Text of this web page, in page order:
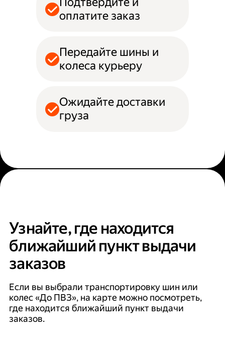
оплатите заказ
Передайте шины и
колеса курьеру
Ожидайте доставки
груза
Узнайте, где находится
ближайший пункт выдачи
заказов
Если вы выбрали транспортировку шин или
колес «До ПВЗ», на карте можно посмотреть,
где находится ближайший пункт выдачи
заказов.